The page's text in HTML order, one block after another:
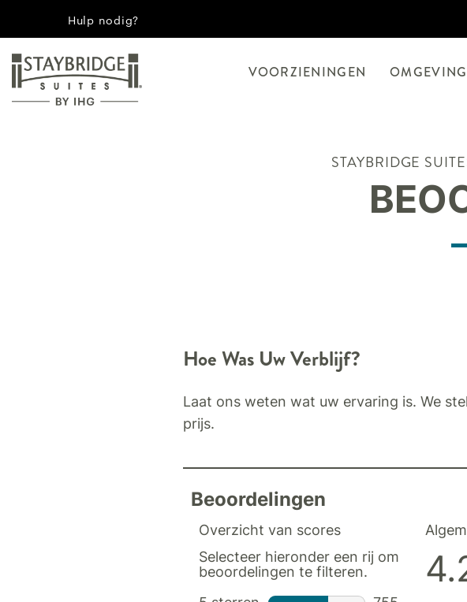
Hulp nodig?
VOORZIENINGEN OMGEVING
STAYBRIDGE
Hoe Was Uw Verblijf?
Laat ons weten wat uw ervaring is. We
prijs.